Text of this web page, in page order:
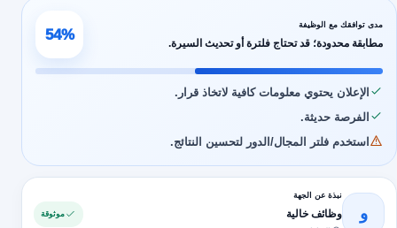
مدى توافقك مع الوظيفة
مطابقة محدودة؛ قد تحتاج فلترة أو تحديث السيرة. 54%
الإعلان يحتوي معلومات كافية لاتخاذ قرار.
الفرصة حديثة.
استخدم فلتر المجال/الدور لتحسين النتائج.
و
نبذة عن الجهة
وظائف خالية موثوقة